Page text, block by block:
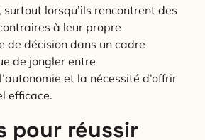
lorsqu’ils rencontrent des
à leur propre
de décision dans un cadre
de jongler entre
et la nécessité d’offrir
efficace.
pour réussir